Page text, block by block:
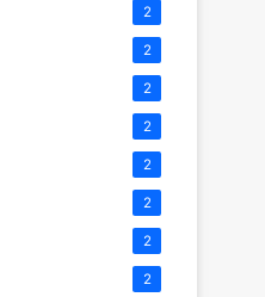
2
2
2
2
2
2
2
2